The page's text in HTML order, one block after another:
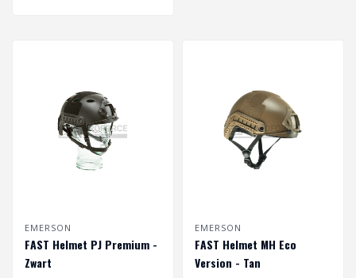
EMERSON
FAST Helmet PJ Premium -
Zwart
EMERSON
FAST Helmet MH Eco
Version - Tan